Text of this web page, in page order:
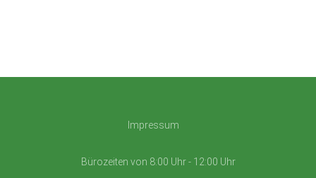
Impressum
Bürozeiten von 8:00 Uhr - 12:00 Uhr